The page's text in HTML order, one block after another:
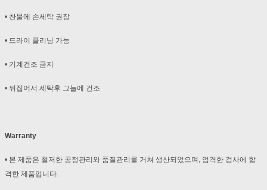
• 찬물에 손세탁 권장
• 드라이 클리닝 가능
• 기계건조 금지
• 뒤집어서 세탁후 그늘에 건조
Warranty
• 본 제품은 철저한 공정관리와 품질관리를 거쳐 생산되었으며, 엄격한 검사에 합
격한 제품입니다.